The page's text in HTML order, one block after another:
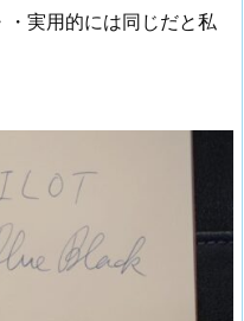
・実用的には同じだと私